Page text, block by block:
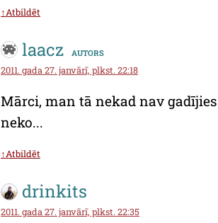
↑Atbildēt
laacz autors
2011. gada 27. janvārī, plkst. 22:18
Mārci, man tā nekad nav
neko...
↑Atbildēt
drinkits
2011. gada 27. janvārī, plkst. 22:35